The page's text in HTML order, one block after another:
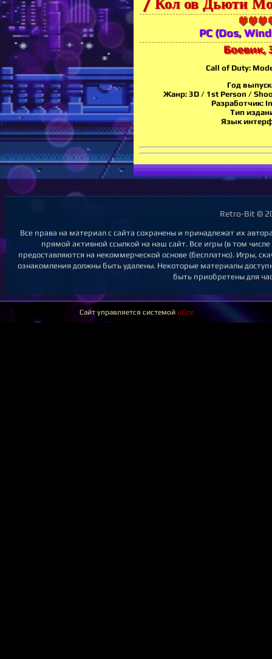
/ Кол ов Дьюти
PC (Dos,
Боевик,
Call of Duty:
Год
Жанр: 3D / 1st Person /
Разработчик:
Тип
Язык
Retro-Bit ©
Все права на материал с сайта сохранены и принадлежат их
прямой активной ссылкой на наш сайт. Все игры (в том
предоставляются на некоммерческой основе (бесплатно). Игры,
ознакомления должны быть удалены. Некоторые материалы
быть приобретены для
Сайт управляется системой uCoz